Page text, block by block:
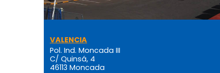
VALENCIA
Pol. Ind. Moncada III
C/ Quinsá, 4
46113 Moncada